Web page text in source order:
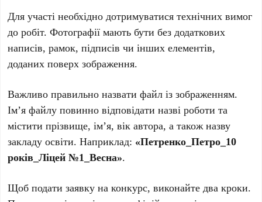
Для участі необхідно дотримуватися технічних вимог
до робіт. Фотографії мають бути без додаткових
написів, рамок, підписів чи інших елементів,
доданих поверх зображення.
Важливо правильно назвати файл із зображенням.
Ім’я файлу повинно відповідати назві роботи та
містити прізвище, ім’я, вік автора, а також назву
закладу освіти. Наприклад: «Петренко_Петро_10
років_Ліцей №1_Весна».
Щоб подати заявку на конкурс, виконайте два кроки.